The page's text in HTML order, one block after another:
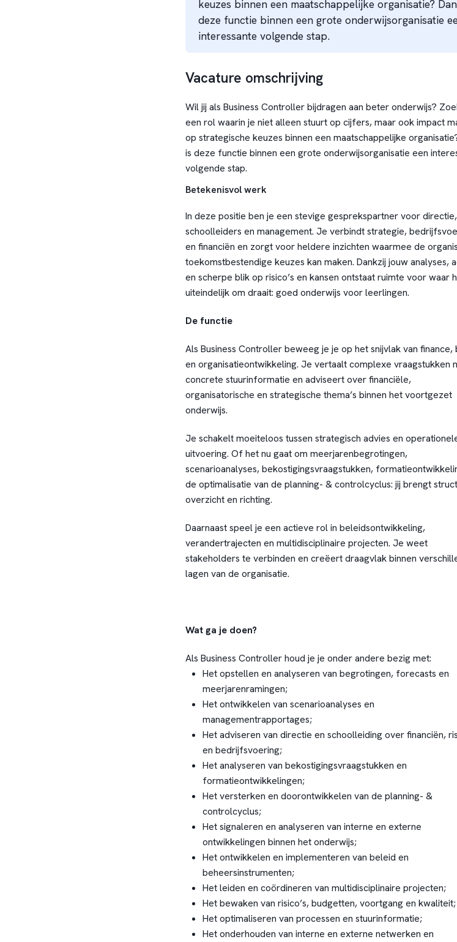
keuzes binnen een maatschappelijke organisatie?
deze functie binnen een grote onderwijsorganisatie
interessante volgende stap.
Vacature omschrijving
Wil jij als Business Controller bijdragen aan beter onderwijs?
een rol waarin je niet alleen stuurt op cijfers, maar ook impact
op strategische keuzes binnen een maatschappelijke
is deze functie binnen een grote onderwijsorganisatie een
volgende stap.
Betekenisvol werk
In deze positie ben je een stevige gesprekspartner voor directie,
schoolleiders en management. Je verbindt strategie,
en financiën en zorgt voor heldere inzichten waarmee de
toekomstbestendige keuzes kan maken. Dankzij jouw analyses,
en scherpe blik op risico’s en kansen ontstaat ruimte voor waar
uiteindelijk om draait: goed onderwijs voor leerlingen.
De functie
Als Business Controller beweeg je je op het snijvlak van finance,
en organisatieontwikkeling. Je vertaalt complexe vraagstukken
concrete stuurinformatie en adviseert over financiële,
organisatorische en strategische thema’s binnen het voortgezet
onderwijs.
Je schakelt moeiteloos tussen strategisch advies en
uitvoering. Of het nu gaat om meerjarenbegrotingen,
scenarioanalyses, bekostigingsvraagstukken,
de optimalisatie van de planning- & controlcyclus: jij brengt
overzicht en richting.
Daarnaast speel je een actieve rol in beleidsontwikkeling,
verandertrajecten en multidisciplinaire projecten. Je weet
stakeholders te verbinden en creëert draagvlak binnen
lagen van de organisatie.
Wat ga je doen?
Als Business Controller houd je je onder andere bezig met:
Het opstellen en analyseren van begrotingen, forecasts en
meerjarenramingen;
Het ontwikkelen van scenarioanalyses en
managementrapportages;
Het adviseren van directie en schoolleiding over financiën,
en bedrijfsvoering;
Het analyseren van bekostigingsvraagstukken en
formatieontwikkelingen;
Het versterken en doorontwikkelen van de planning- &
controlcyclus;
Het signaleren en analyseren van interne en externe
ontwikkelingen binnen het onderwijs;
Het ontwikkelen en implementeren van beleid en
beheersinstrumenten;
Het leiden en coördineren van multidisciplinaire projecten;
Het bewaken van risico’s, budgetten, voortgang en kwaliteit;
Het optimaliseren van processen en stuurinformatie;
Het onderhouden van interne en externe netwerken en